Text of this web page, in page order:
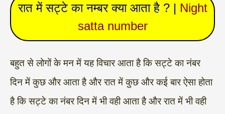
रात में सट्टे का नम्बर क्या आता है ? | Night
satta number
बहुत से लोगों के मन में यह विचार आता है कि सट्टे का नंबर
दिन में कुछ और आता है और रात में कुछ और कई बार ऐसा होता
है कि सट्टे का नंबर दिन में भी वही आता है और रात में भी वही